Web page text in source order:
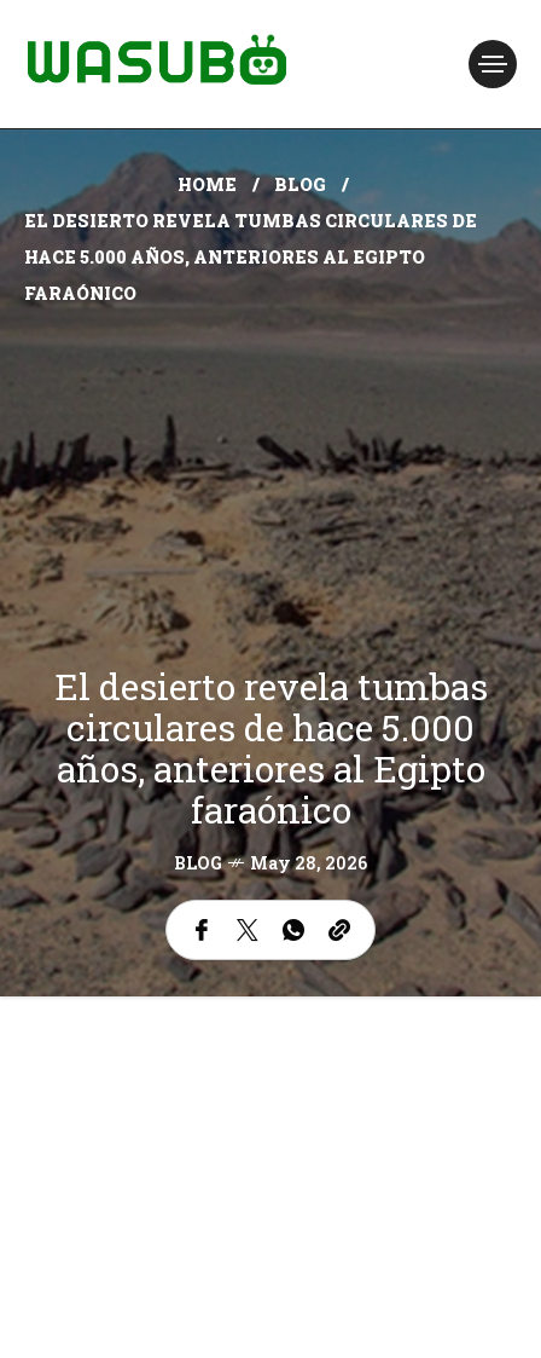
HOME
BLOG
EL DESIERTO REVELA TUMBAS CIRCULARES DE
HACE 5.000 AÑOS, ANTERIORES AL EGIPTO
FARAÓNICO
El desierto revela tumbas
circulares de hace 5.000
años, anteriores al Egipto
faraónico
BLOG May 28, 2026